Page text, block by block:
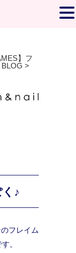
】フ
BLOG >
♪
フレイム
。